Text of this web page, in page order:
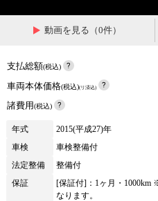
動画を見る（0件）
支払総額(税込)
車両本体価格(税込)(リ済込)
諸費用(税込)
年式 2015(平成27)年
車検
車検整備付
法定整備
整備付
保証
[保証付]：1ヶ月・1000km
なります。